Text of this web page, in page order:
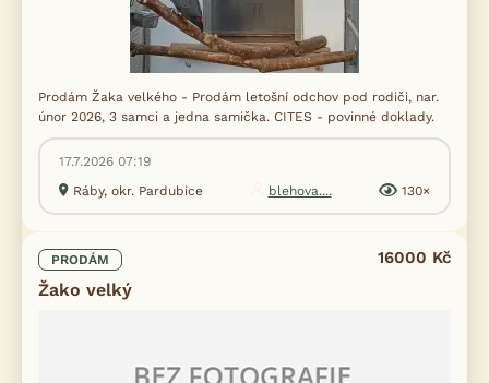
Prodám Žaka velkého - Prodám letošní odchov pod rodiči, nar.
únor 2026, 3 samci a jedna samička. CITES - povinné doklady.
17.7.2026 07:19
Ráby, okr. Pardubice
blehova.... 130×
PRODÁM
Žako velký
16000 Kč